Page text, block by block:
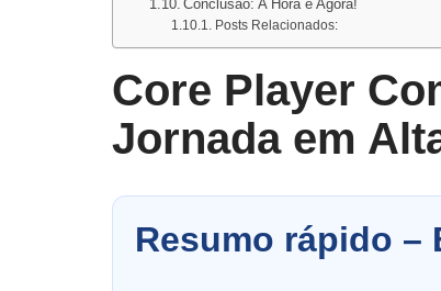
Conclusão: A Hora é Agora!
Posts Relacionados:
Core Player
Jornada em
Resumo rápido –